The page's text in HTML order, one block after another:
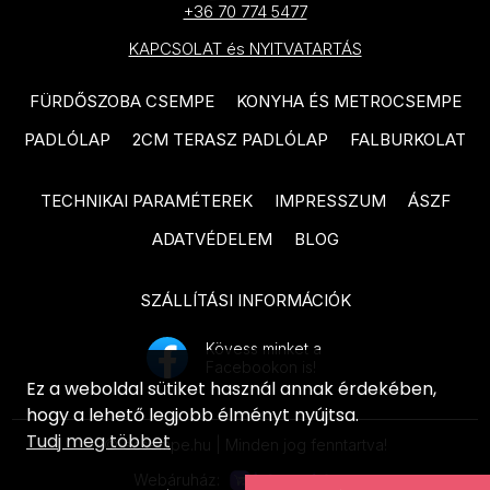
PARADYZ Modul termékcsalád
PARADYZ Harmony termékcsalád
PARADYZ Feelings termékcsalád
PARADYZ Memories termékcsalád
PARADYZ Synergy Nero
termékcsalád
PARADYZ Emilly Beige
PARADYZ Freedom termékcsalád
PARADYZ Illusion termékcsalád
PARADYZ Ideal termékcsalád
TUBADZIN Pietrasanta
termékcsalád
TUBADZIN Massa termékcsalád
termékcsalád
TUBADZIN Mountain Ash
TUBADZIN Patina Plate
TUBADZIN Aquamarine
termékcsalád
TUBADZIN Industrio termékcsalád
+36 70 774 5477
KAPCSOLAT és NYITVATARTÁS
FÜRDŐSZOBA CSEMPE
KONYHA ÉS METROCSEMPE
PADLÓLAP
2CM TERASZ PADLÓLAP FALBURKOLAT
TECHNIKAI PARAMÉTEREK IMPRESSZUM
ÁSZF
ADATVÉDELEM
BLOG
SZÁLLÍTÁSI INFORMÁCIÓK
Kövess minket a
Facebookon is!
© ecsempe.hu | Minden jog fenntartva!
Webáruház:
Ez a weboldal sütiket használ annak érdekében,
hogy a lehető legjobb élményt nyújtsa.
Tudj meg többet